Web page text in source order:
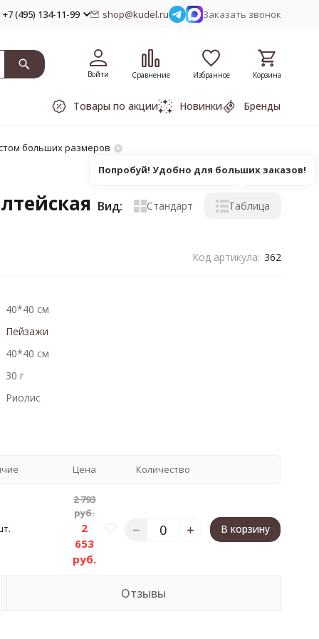
+7 (495) 134-11-99 shop@kudel.ru Заказать звонок
Войти Сравнение Избранное Корзина
Товары по акции Новинки Бренды
больших размеров
Вид: Стандарт Таблица
Код артикула: 362
40*40 см
Пейзажи
40*40 см
30 г
Риолис
Цена Количество
2 793
руб.
2
653
руб.
В корзину
Отзывы
Попробуй! Удобно для больших заказов!